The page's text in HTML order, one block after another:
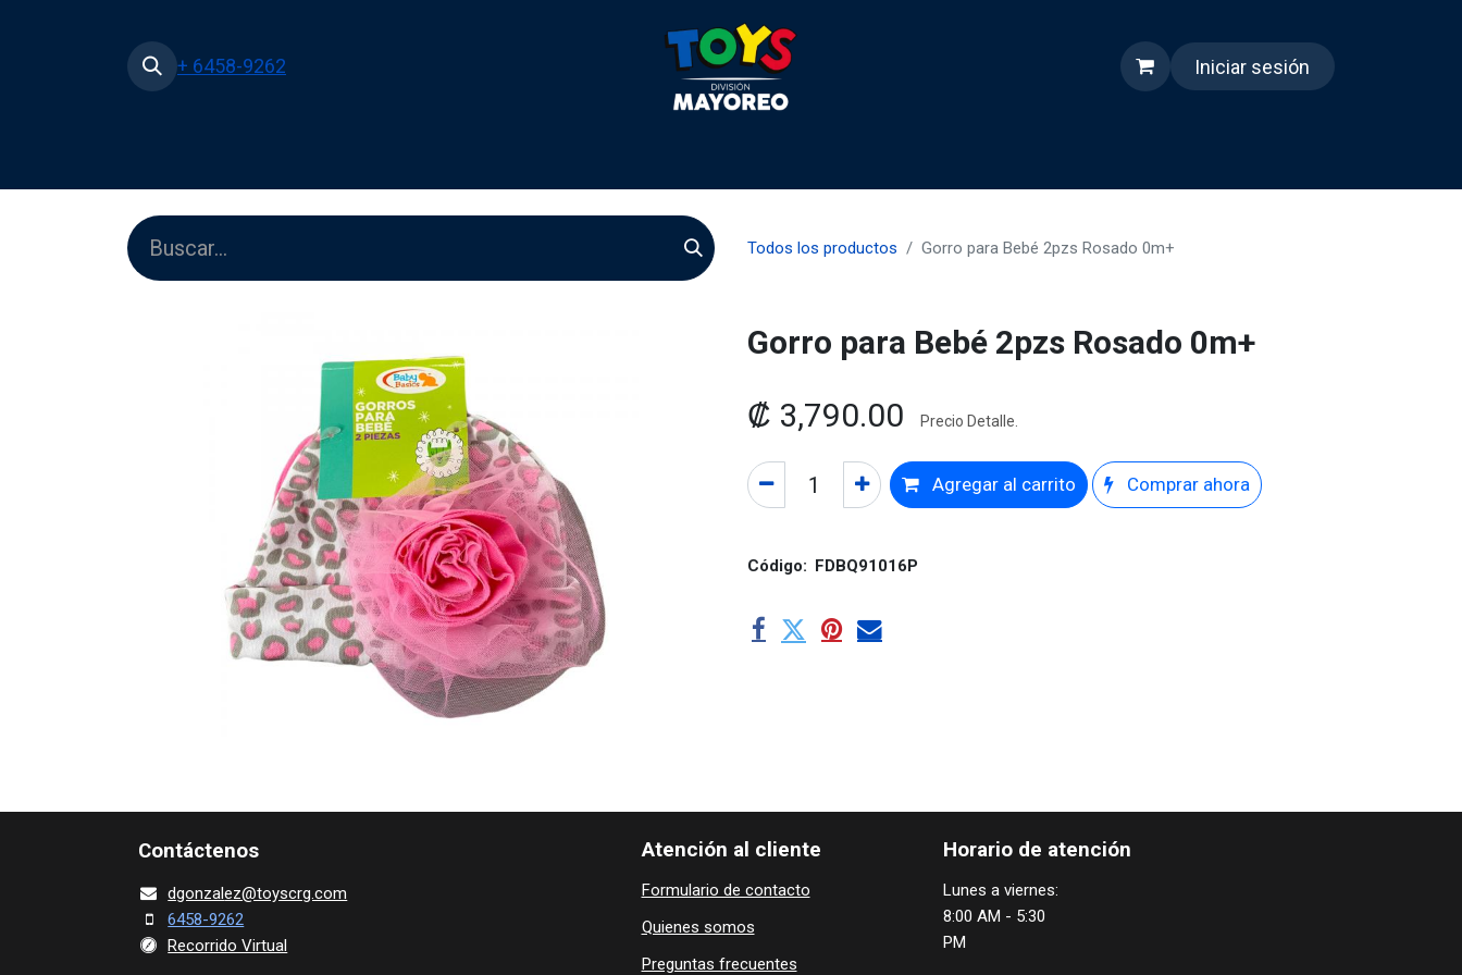
+ 6458-9262 Iniciar sesión
Todos los productos Gorro para Bebé 2pzs Rosado 0m+
Gorro para Bebé 2pzs Rosado 0m+
₡ 3,790.00 Precio Detalle.
Agregar al carrito Comprar ahora
Código: FDBQ91016P
Contácte​nos
dgonza​lez@toy​scrg.c​o​m
6458-9262
Recorrido Virtual
Horario de atención
Lunes a viernes:
8:00 AM - 5:30
PM
Atención al cliente
Formulario de contacto
Quienes ​som​​​os
Preguntas frecuentes